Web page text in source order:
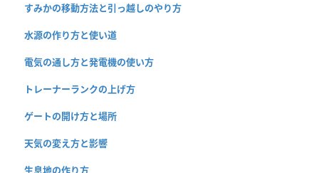
すみかの移動方法と引っ越しのやり方
水源の作り方と使い道
電気の通し方と発電機の使い方
トレーナーランクの上げ方
ゲートの開け方と場所
天気の変え方と影響
生息地の作り方